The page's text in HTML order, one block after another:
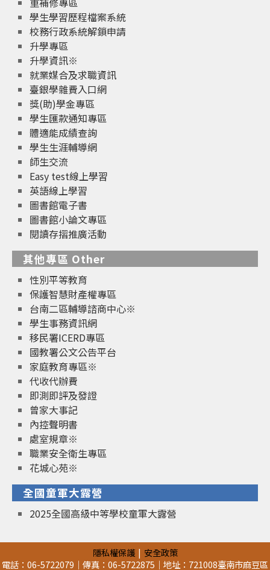
學生學習歷程檔案系統
校務行政系統解鎖申請
升學專區
升學資訊※
就業媒合及求職資訊
臺銀學雜費入口網
獎(助)學金專區
學生匯款通知專區
體適能成績查詢
學生生涯輔導網
師生交流
Easy test線上學習
英語線上學習
圖書館電子書
圖書館小論文專區
閱讀存摺推廣活動
其他專區 Other
性別平等教育
保護智慧財產權專區
台南二區輔導諮商中心※
學生事務資訊網
移民署ICERD專區
國教署公文公告平台
家庭教育專區※
代收代辦費
即測即評及發證
曾家大事記
內控聲明書
處室規章※
職業安全衛生專區
花城心苑※
全國童軍大露營
2025全國高級中等學校童軍大露營
隱私權保護
安全政策
電話：06-5722079｜傳真：06-5722875｜地址：721008臺南市麻豆區